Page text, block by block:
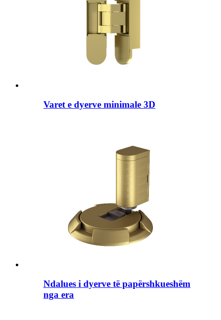
Varet e dyerve minimale 3D
Ndalues ​​i dyerve të papërshkueshëm
nga era